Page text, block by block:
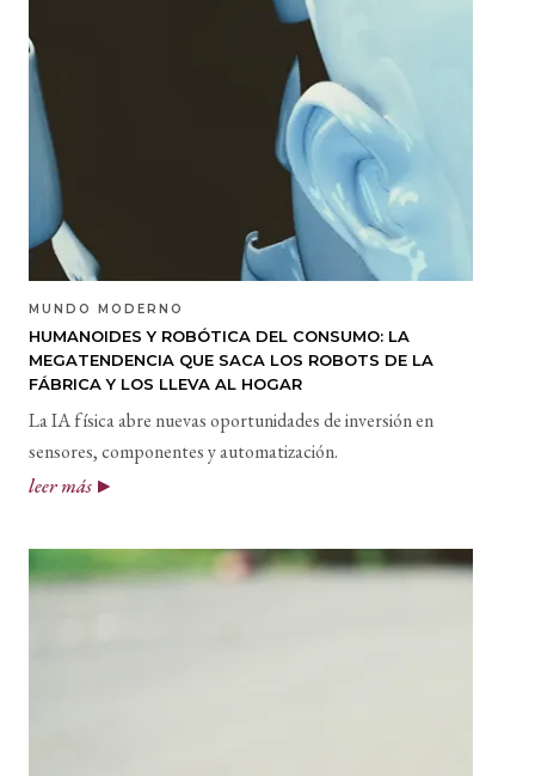
MUNDO MODERNO
HUMANOIDES Y ROBÓTICA DEL CONSUMO: LA
MEGATENDENCIA QUE SACA LOS ROBOTS DE LA
FÁBRICA Y LOS LLEVA AL HOGAR
La IA física abre nuevas oportunidades de inversión en
sensores, componentes y automatización.
leer más